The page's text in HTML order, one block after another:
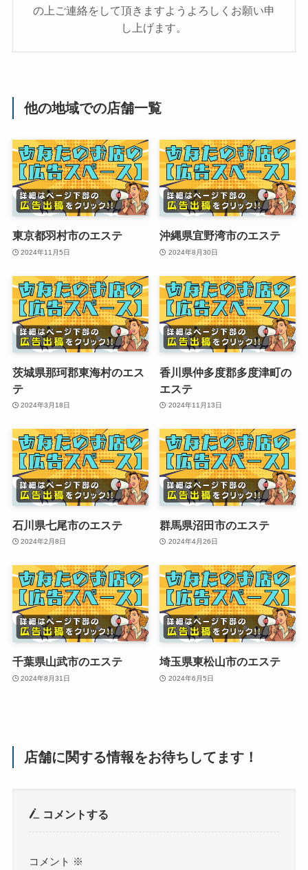
の上ご連絡をして頂きますようよろしくお願い申
し上げます。
他の地域での店舗一覧
東京都羽村市のエステ
2024年11月5日
沖縄県宜野湾市のエステ
2024年8月30日
茨城県那珂郡東海村のエス
テ
2024年3月18日
香川県仲多度郡多度津町の
エステ
2024年11月13日
石川県七尾市のエステ
2024年2月8日
群馬県沼田市のエステ
2024年4月26日
千葉県山武市のエステ
2024年8月31日
埼玉県東松山市のエステ
2024年6月5日
店舗に関する情報をお待ちしてます！
コメントする
コメント ※